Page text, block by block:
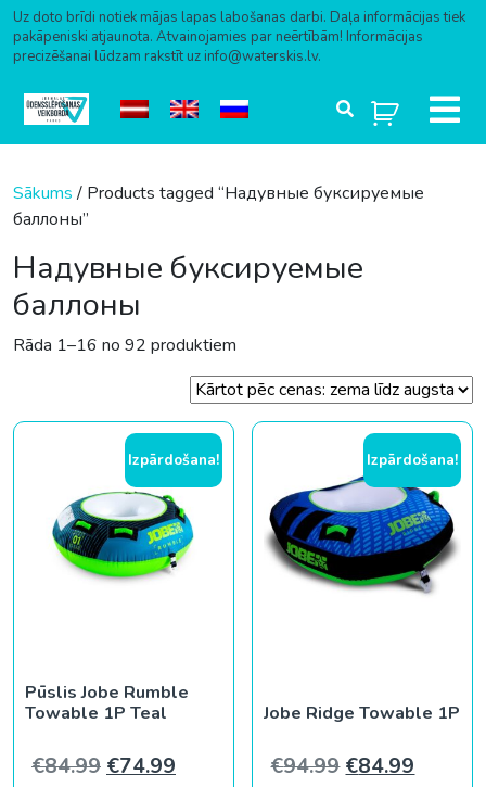
Uz doto brīdi notiek mājas lapas labošanas darbi. Daļa informācijas tiek
pakāpeniski atjaunota. Atvainojamies par neērtībām! Informācijas
precizēšanai lūdzam rakstīt uz info@waterskis.lv.
Sākums/ Products tagged “Надувные буксируемые
баллоны”
Надувные буксируемые
баллоны
Rāda 1–16 no 92 produktiem
Izpārdošana!
Pūslis Jobe Rumble
Towable 1P Teal
€84.99 Original price was: €84.99.
€74.99 Current price is: €74.99.
Izpārdošana!
Jobe Ridge Towable 1P
€94.99 Original price
€84.99